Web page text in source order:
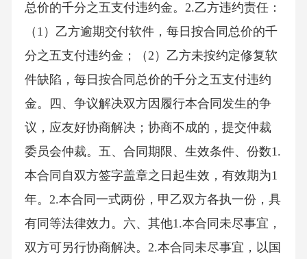
总价的千分之五支付违约金。2.乙方违约责任：
（1）乙方逾期交付软件，每日按合同总价的千
分之五支付违约金；（2）乙方未按约定修复软
件缺陷，每日按合同总价的千分之五支付违约
金。四、争议解决双方因履行本合同发生的争
议，应友好协商解决；协商不成的，提交仲裁
委员会仲裁。五、合同期限、生效条件、份数1.
本合同自双方签字盖章之日起生效，有效期为1
年。2.本合同一式两份，甲乙双方各执一份，具
有同等法律效力。六、其他1.本合同未尽事宜，
双方可另行协商解决。2.本合同未尽事宜，以国